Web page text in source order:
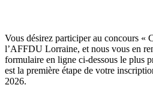
Vous désirez participer au concours «
l’AFFDU Lorraine, et nous vous en
formulaire en ligne ci-dessous le plus
est la première étape de votre
2026.